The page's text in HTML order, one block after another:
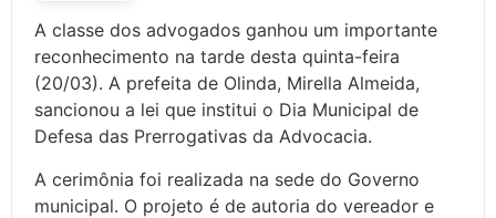
A classe dos advogados ganhou um importante
reconhecimento na tarde desta quinta-feira
(20/03). A prefeita de Olinda, Mirella Almeida,
sancionou a lei que institui o Dia Municipal de
Defesa das Prerrogativas da Advocacia.
A cerimônia foi realizada na sede do Governo
municipal. O projeto é de autoria do vereador e